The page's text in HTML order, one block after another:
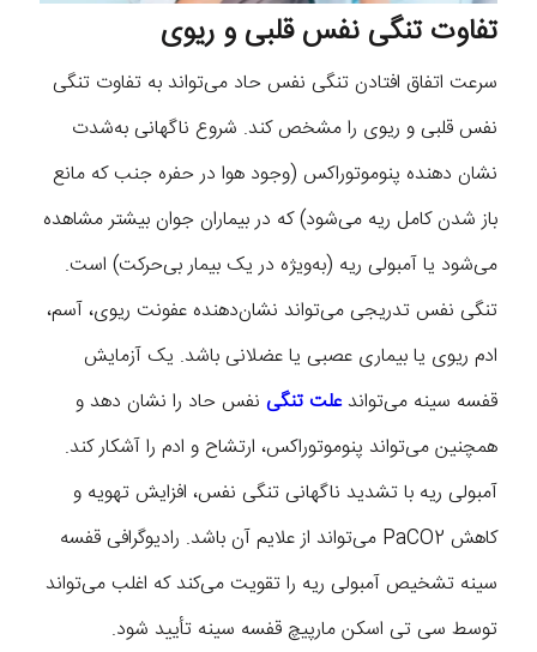
تفاوت تنگی نفس قلبی و ریوی
سرعت اتفاق افتادن تنگی نفس حاد می‌تواند به تفاوت تنگی
نفس قلبی و ریوی را مشخص کند. شروع ناگهانی به‌شدت
نشان دهنده پنوموتوراکس (وجود هوا در حفره جنب که مانع
باز شدن کامل ریه می‌شود) که در بیماران جوان بیشتر مشاهده
می‌شود یا آمبولی ریه (به‌ویژه در یک بیمار بی‌حرکت) است.
تنگی نفس تدریجی می‌تواند نشان‌دهنده عفونت ریوی، آسم،
ادم ریوی یا بیماری عصبی یا عضلانی باشد. یک آزمایش
قفسه سینه می‌تواندعلت تنگی نفس حاد را نشان دهد و
همچنین می‌تواند پنوموتوراکس، ارتشاح و ادم را آشکار کند.
آمبولی ریه با تشدید ناگهانی تنگی نفس، افزایش تهویه و
کاهش PaCO2 می‌تواند از علایم آن باشد. رادیوگرافی قفسه
سینه تشخیص آمبولی ریه را تقویت می‌کند که اغلب می‌تواند
توسط سی تی اسکن مارپیچ قفسه سینه تأیید شود.